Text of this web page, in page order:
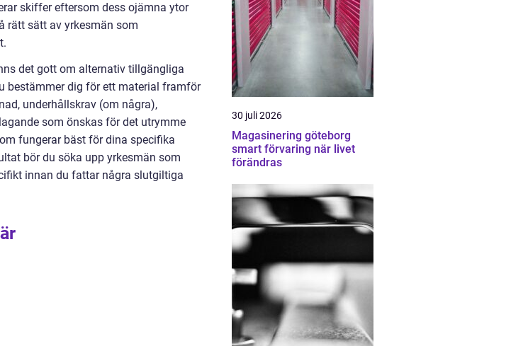
skiffer eftersom dess ojämna ytor
rätt sätt av yrkesmän som
det gott om alternativ tillgängliga
bestämmer dig för ett material framför
underhållskrav (om några),
som önskas för det utrymme
fungerar bäst för dina specifika
bör du söka upp yrkesmän som
innan du fattar några slutgiltiga
30 juli 2026
Magasinering göteborg
smart förvaring när livet
förändras